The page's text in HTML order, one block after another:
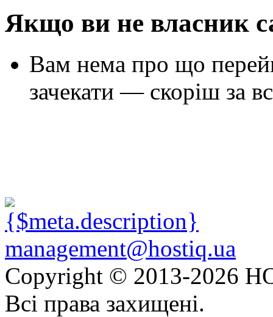
Якщо ви не власник
Вам нема про що
зачекати — скоріш за
management@hostiq.ua
Copyright © 2013-2026
Всі права захищені.